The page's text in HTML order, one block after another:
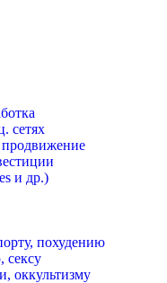
сетях
и др.)
похудению
сексу
оккультизму